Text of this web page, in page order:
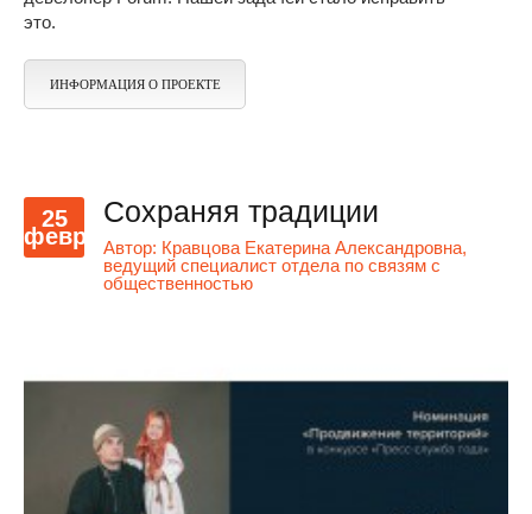
это.
ИНФОРМАЦИЯ О ПРОЕКТЕ
25
февр
Сохраняя традиции
Автор: Кравцова Екатерина Александровна,
ведущий специалист отдела по связям с
общественностью